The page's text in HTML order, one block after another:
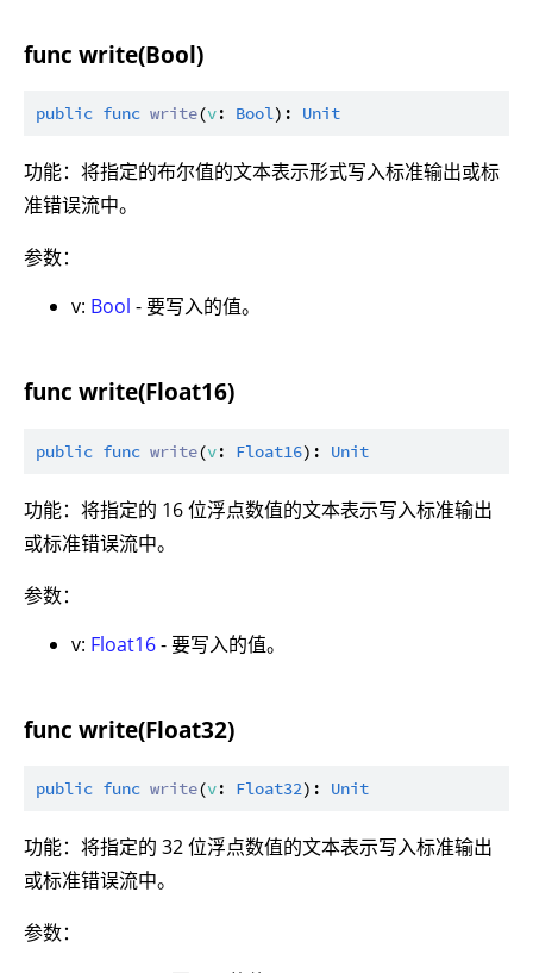
func write(Bool)
public func write(v: Bool): Unit
功能：将指定的布尔值的文本表示形式写入标准输出或标
准错误流中。
参数：
v: Bool - 要写入的值。
func write(Float16)
public func write(v: Float16): Unit
功能：将指定的 16 位浮点数值的文本表示写入标准输出
或标准错误流中。
参数：
v: Float16- 要写入的值。
func write(Float32)
public func write(v: Float32): Unit
功能：将指定的 32 位浮点数值的文本表示写入标准输出
或标准错误流中。
参数：